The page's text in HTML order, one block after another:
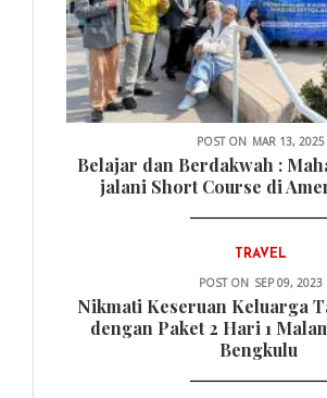
POST ON MAR 13, 2025
Belajar dan Berdakwah :
jalani Short Course di
TRAVEL
POST ON SEP 09, 2023
Nikmati Keseruan Keluarga
dengan Paket 2 Hari 1
Bengkulu